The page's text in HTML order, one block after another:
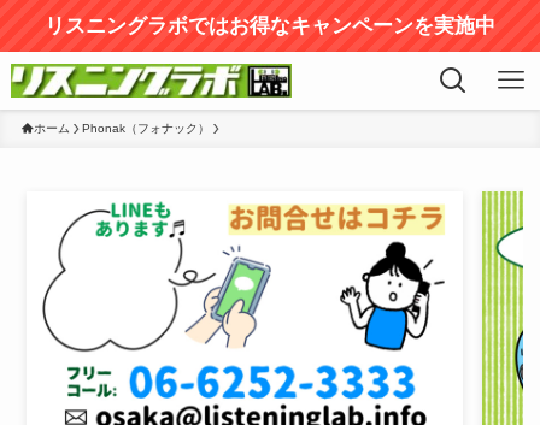
リスニングラボではお得なキャンペーンを実施中
ホーム Phonak（フォナック）